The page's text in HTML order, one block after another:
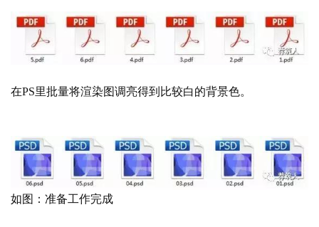
在PS里批量将渲染图调亮得到比较白的背景色。
如图：准备工作完成